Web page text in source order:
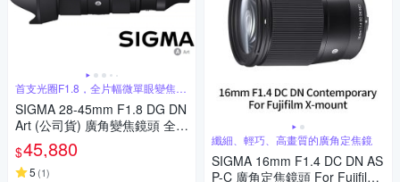
首支光圈F1.8，全片幅微單眼變焦鏡
頭
SIGMA 28-45mm F1.8 DG DN
Art (公司貨) 廣角變焦鏡頭 全片
幅無反微單眼鏡頭 旅遊鏡
$45,880
5 (1)
纖細、輕巧、高畫質的廣角定焦鏡
SIGMA 16mm F1.4 DC DN AS
P-C 廣角定焦鏡頭 For Fujifilm